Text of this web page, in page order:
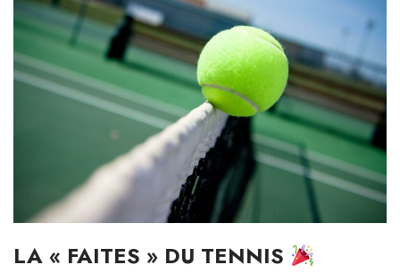
LA « FAITES » DU TENNIS